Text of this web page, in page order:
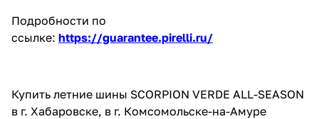
Подробности по
ссылке: https://guarantee.pirelli.ru/
Купить летние шины SCORPION VERDE ALL-SEASON
в г. Хабаровске, в г. Комсомольске-на-Амуре